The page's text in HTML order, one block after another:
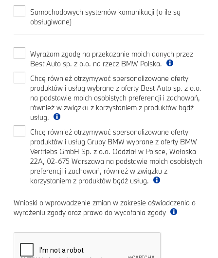
Samochodowych systemów komunikacji (o ile są
obsługiwane)
Wyrażam zgodę na przekazanie moich danych przez
Best Auto sp. z o.o. na rzecz BMW Polska.
Chcę również otrzymywać spersonalizowane oferty
produktów i usług wybrane z oferty Best Auto sp. z o.o.
na podstawie moich osobistych preferencji i zachowań,
również w związku z korzystaniem z produktów bądź
usług.
Chcę również otrzymywać spersonalizowane oferty
produktów i usług Grupy BMW wybrane z oferty BMW
Vertriebs GmbH Sp. z o.o. Oddział w Polsce, Wołoska
22A, 02-675 Warszawa na podstawie moich osobistych
preferencji i zachowań, również w związku z
korzystaniem z produktów bądź usług.
Wnioski o wprowadzenie zmian w zakresie oświadczenia o
wyrażeniu zgody oraz prawo do wycofania zgody